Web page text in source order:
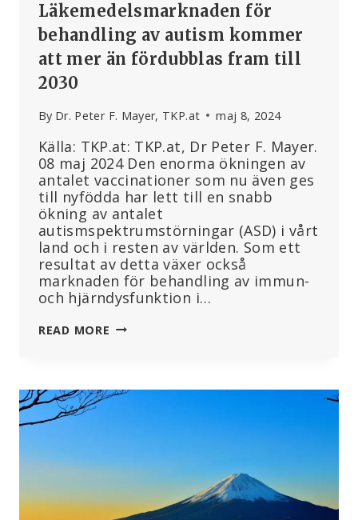
Läkemedelsmarknaden för
behandling av autism kommer
att mer än fördubblas fram till
2030
By Dr. Peter F. Mayer, TKP.at maj 8, 2024
Källa: TKP.at: TKP.at, Dr Peter F. Mayer.
08 maj 2024 Den enorma ökningen av
antalet vaccinationer som nu även ges
till nyfödda har lett till en snabb
ökning av antalet
autismspektrumstörningar (ASD) i vårt
land och i resten av världen. Som ett
resultat av detta växer också
marknaden för behandling av immun-
och hjärndysfunktion i…
READ MORE LÄKEMEDELSMARKNADEN
AUTISM
FÖRDUBBLAS
FRAM
TILL